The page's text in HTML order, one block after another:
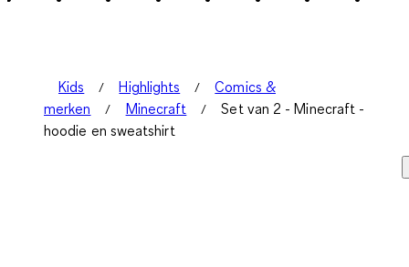
Kids Highlights
Comics &
merken
Minecraft
Set van 2 - Minecraft -
hoodie en sweatshirt